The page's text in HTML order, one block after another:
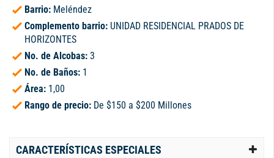
Barrio: Meléndez
Complemento barrio: UNIDAD RESIDENCIAL PRADOS DE
HORIZONTES
No. de Alcobas: 3
No. de Baños: 1
Área: 1,00
Rango de precio: De $150 a $200 Millones
CARACTERÍSTICAS ESPECIALES